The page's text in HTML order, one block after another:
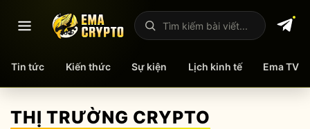
Mở menu
Tìm kiếm bài viết
Tin tức Kiến thức Sự kiện Lịch kinh tế Ema TV
THỊ TRƯỜNG CRYPTO